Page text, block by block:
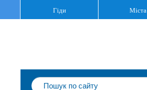
Гіди Міста